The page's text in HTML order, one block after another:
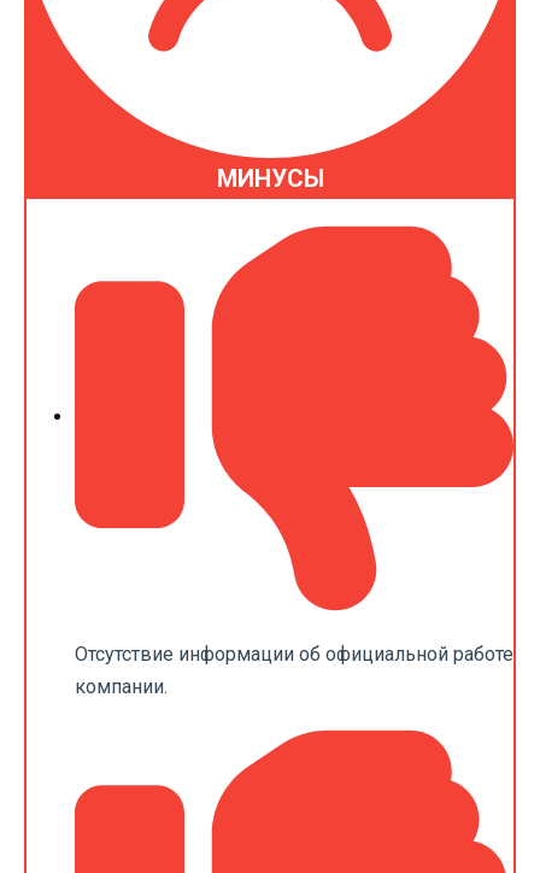
МИНУСЫ
Отсутствие информации об официальной работе
компании.